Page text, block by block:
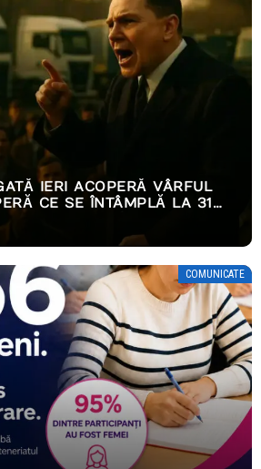
IERI ACOPERĂ VÂRFUL
CE SE ÎNTÂMPLĂ LA 31
COMUNICATE